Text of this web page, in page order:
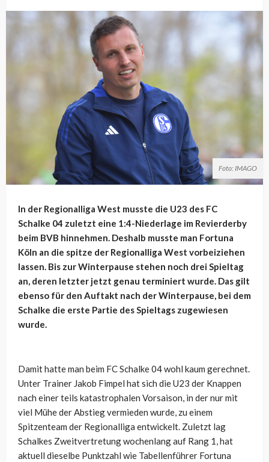
Foto: IMAGO
In der Regionalliga West musste die U23 des FC
Schalke 04 zuletzt eine 1:4-Niederlage im Revierderby
beim BVB hinnehmen. Deshalb musste man Fortuna
Köln an die spitze der Regionalliga West vorbeiziehen
lassen. Bis zur Winterpause stehen noch drei Spieltag
an, deren letzter jetzt genau terminiert wurde. Das gilt
ebenso für den Auftakt nach der Winterpause, bei dem
Schalke die erste Partie des Spieltags zugewiesen
wurde.
Damit hatte man beim FC Schalke 04 wohl kaum gerechnet.
Unter Trainer Jakob Fimpel hat sich die U23 der Knappen
nach einer teils katastrophalen Vorsaison, in der nur mit
viel Mühe der Abstieg vermieden wurde, zu einem
Spitzenteam der Regionalliga entwickelt. Zuletzt lag
Schalkes Zweitvertretung wochenlang auf Rang 1, hat
aktuell dieselbe Punktzahl wie Tabellenführer Fortuna